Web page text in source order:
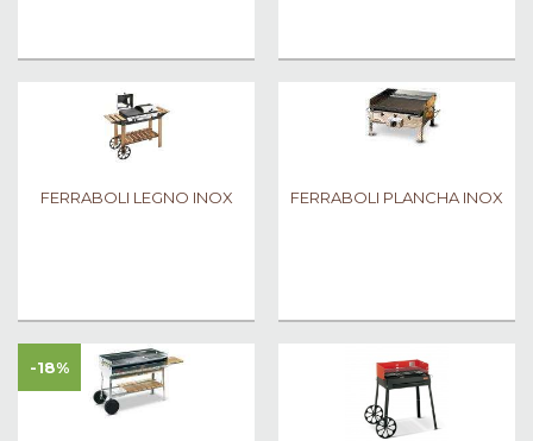
FERRABOLI LEGNO INOX FERRABOLI PLANCHA INOX
-18%